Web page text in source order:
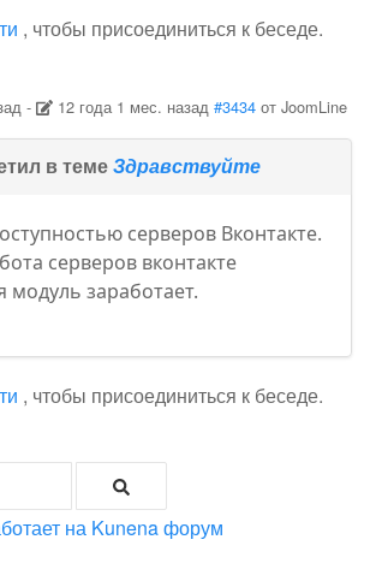
, чтобы присоединиться к беседе.
- 12 года 1 мес. назад #3434 отJoomLine
в темеЗдравствуйте
серверов Вконтакте.
серверов вконтакте
модуль заработает.
, чтобы присоединиться к беседе.
на Kunena форум